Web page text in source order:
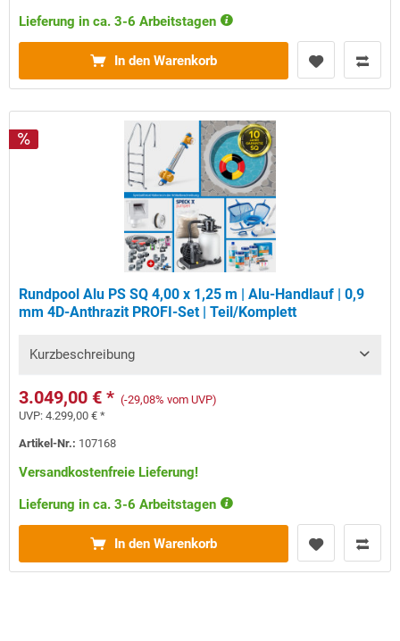
Lieferung in ca. 3-6 Arbeitstagen
In den Warenkorb
Rundpool Alu PS SQ 4,00 x 1,25 m | Alu-Handlauf | 0,9
mm 4D-Anthrazit PROFI-Set | Teil/Komplett
Kurzbeschreibung
3.049,00 € * (-29,08% vom UVP)
UVP:4.299,00 € *
Artikel-Nr.: 107168
Versandkostenfreie Lieferung!
Lieferung in ca. 3-6 Arbeitstagen
In den Warenkorb